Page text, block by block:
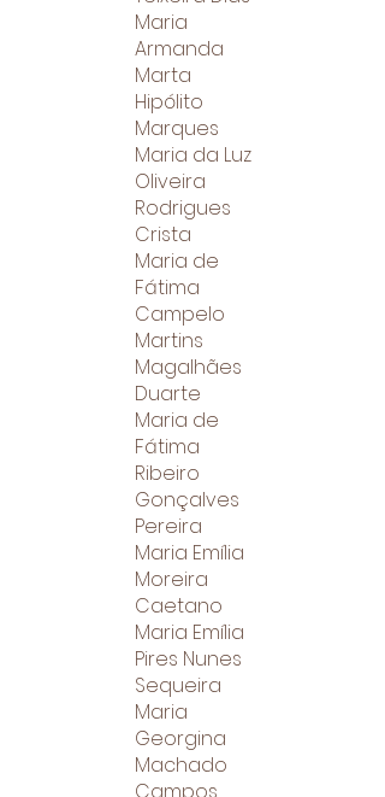
Maria
Armanda
Marta
Hipólito
Marques
Maria da Luz
Oliveira
Rodrigues
Crista
Maria de
Fátima
Campelo
Martins
Magalhães
Duarte
Maria de
Fátima
Ribeiro
Gonçalves
Pereira
Maria Emília
Moreira
Caetano
Maria Emília
Pires Nunes
Sequeira
Maria
Georgina
Machado